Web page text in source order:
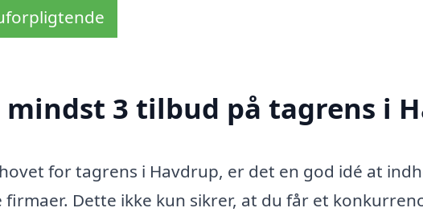
3 tilbud på tagrens i
for tagrens i Havdrup, er det en god idé at
Dette ikke kun sikrer, at du får et